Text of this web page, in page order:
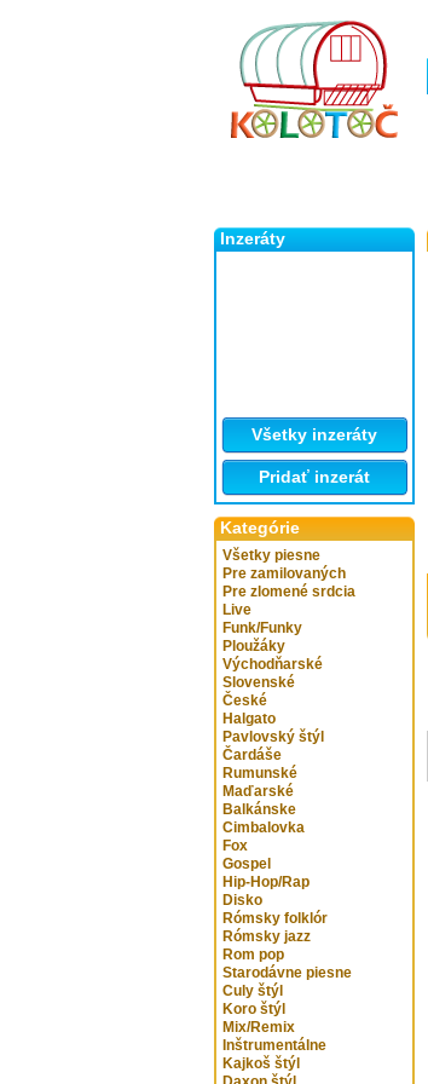
Inzeráty
Všetky inzeráty
Pridať inzerát
Kategórie
Všetky piesne
Pre zamilovaných
Pre zlomené srdcia
Live
Funk/Funky
Ploužáky
Východňarské
Slovenské
České
Halgato
Pavlovský štýl
Čardáše
Rumunské
Maďarské
Balkánske
Cimbalovka
Fox
Gospel
Hip-Hop/Rap
Disko
Rómsky folklór
Rómsky jazz
Rom pop
Starodávne piesne
Culy štýl
Koro štýl
Mix/Remix
Inštrumentálne
Kajkoš štýl